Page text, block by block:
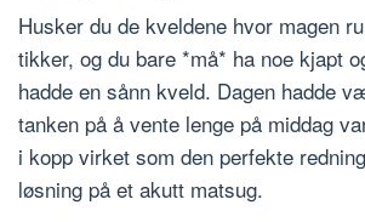
Husker du de kveldene hvor magen
tikker, og du bare *må* ha noe kjapt
hadde en sånn kveld. Dagen hadde
tanken på å vente lenge på middag
i kopp virket som den perfekte
løsning på et akutt matsug.